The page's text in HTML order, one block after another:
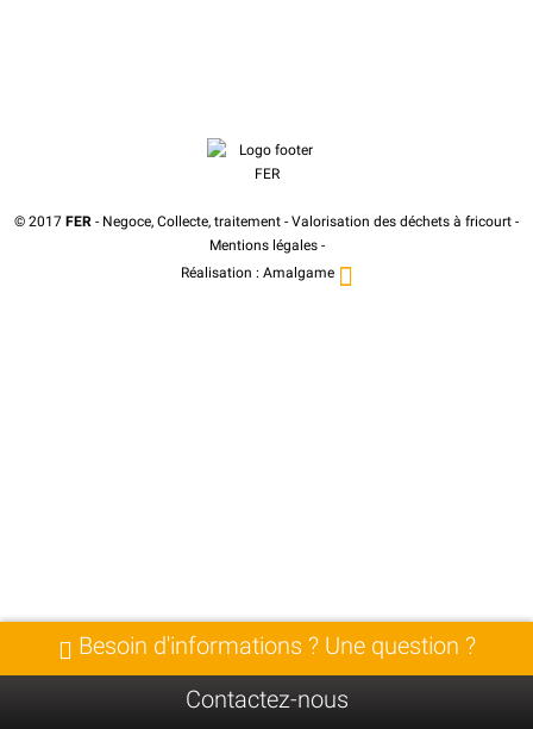
© 2017 FER - Negoce, Collecte, traitement - Valorisation des déchets à fricourt -
Mentions légales-
Réalisation : Amalgame
Besoin d'informations ? Une question ?
Contactez-nous